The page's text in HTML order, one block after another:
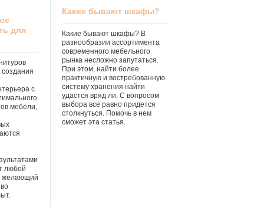
для
с
мебели,
любой
желающий
Какие бывают шкафы?
Какие бывают шкафы? В
разнообразии ассортимента
современного мебельного
рынка несложно запутаться.
При этом, найти более
практичную и востребованную
систему хранения найти
удастся вряд ли. С вопросом
выбора все равно придется
столкнуться. Помочь в нем
сможет эта статья.